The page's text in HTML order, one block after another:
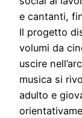
e cantanti,
Il progetto
volumi da
uscire
musica si
adulto e